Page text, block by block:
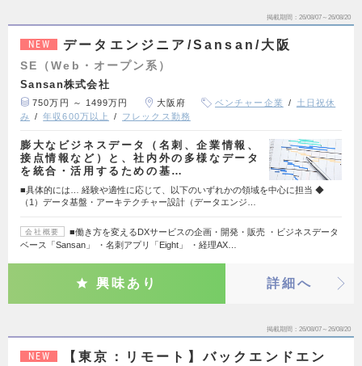
掲載期間 26/08/07～26/08/20
NEW データエンジニア/Sansan/大阪
SE（Web・オープン系）
Sansan株式会社
750万円 ～ 1499万円 大阪府 ベンチャー企業
土日祝休
み
年収600万以上 フレックス勤務
膨大なビジネスデータ（名刺、企業情報、
接点情報など）と、社内外の多様なデータ
を統合・活用するための基…
■具体的には… 経験や適性に応じて、以下のいずれかの領域を中心に担当 ◆
（1）データ基盤・アーキテクチャー設計（データエンジ…
会社概要
■働き方を変えるDXサービスの企画・開発・販売 ・ビジネスデータ
ベース「Sansan」 ・名刺アプリ「Eight」 ・経理AX…
興味あり 詳細へ
掲載期間 26/08/07～26/08/20
NEW
【東京：リモート】バックエンドエン